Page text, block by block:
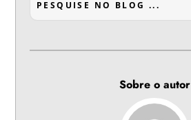
Sobre o autor